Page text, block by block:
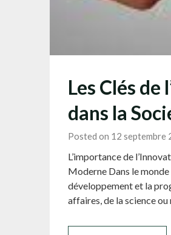
Les Clés
dans la
Posted on 12 septembre
L’importance de
Moderne Dans le monde
développement et la
affaires, de la science